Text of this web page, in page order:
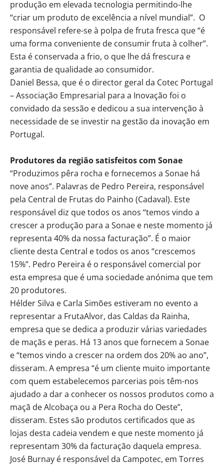
produção em elevada tecnologia permitindo-lhe
“criar um produto de excelência a nível mundial”. O
responsável refere-se à polpa de fruta fresca que “é
uma forma conveniente de consumir fruta à colher”.
Esta é conservada a frio, o que lhe dá frescura e
garantia de qualidade ao consumidor.
Daniel Bessa, que é o director geral da Cotec Portugal
– Associação Empresarial para a Inovação foi o
convidado da sessão e dedicou a sua intervenção à
necessidade de se investir na gestão da inovação em
Portugal.
Produtores da região satisfeitos com Sonae
“Produzimos pêra rocha e fornecemos a Sonae há
nove anos”. Palavras de Pedro Pereira, responsável
pela Central de Frutas do Painho (Cadaval). Este
responsável diz que todos os anos “temos vindo a
crescer a produção para a Sonae e neste momento já
representa 40% da nossa facturação”. É o maior
cliente desta Central e todos os anos “crescemos
15%”. Pedro Pereira é o responsável comercial por
esta empresa que é uma sociedade anónima que tem
20 produtores.
Hélder Silva e Carla Simões estiveram no evento a
representar a FrutaAlvor, das Caldas da Rainha,
empresa que se dedica a produzir várias variedades
de maçãs e peras. Há 13 anos que fornecem a Sonae
e “temos vindo a crescer na ordem dos 20% ao ano”,
disseram. A empresa “é um cliente muito importante
com quem estabelecemos parcerias pois têm-nos
ajudado a dar a conhecer os nossos produtos como a
maçã de Alcobaça ou a Pera Rocha do Oeste”,
disseram. Estes são produtos certificados que as
lojas desta cadeia vendem e que neste momento já
representam 30% da facturação daquela empresa.
José Burnay é responsável da Campotec, em Torres